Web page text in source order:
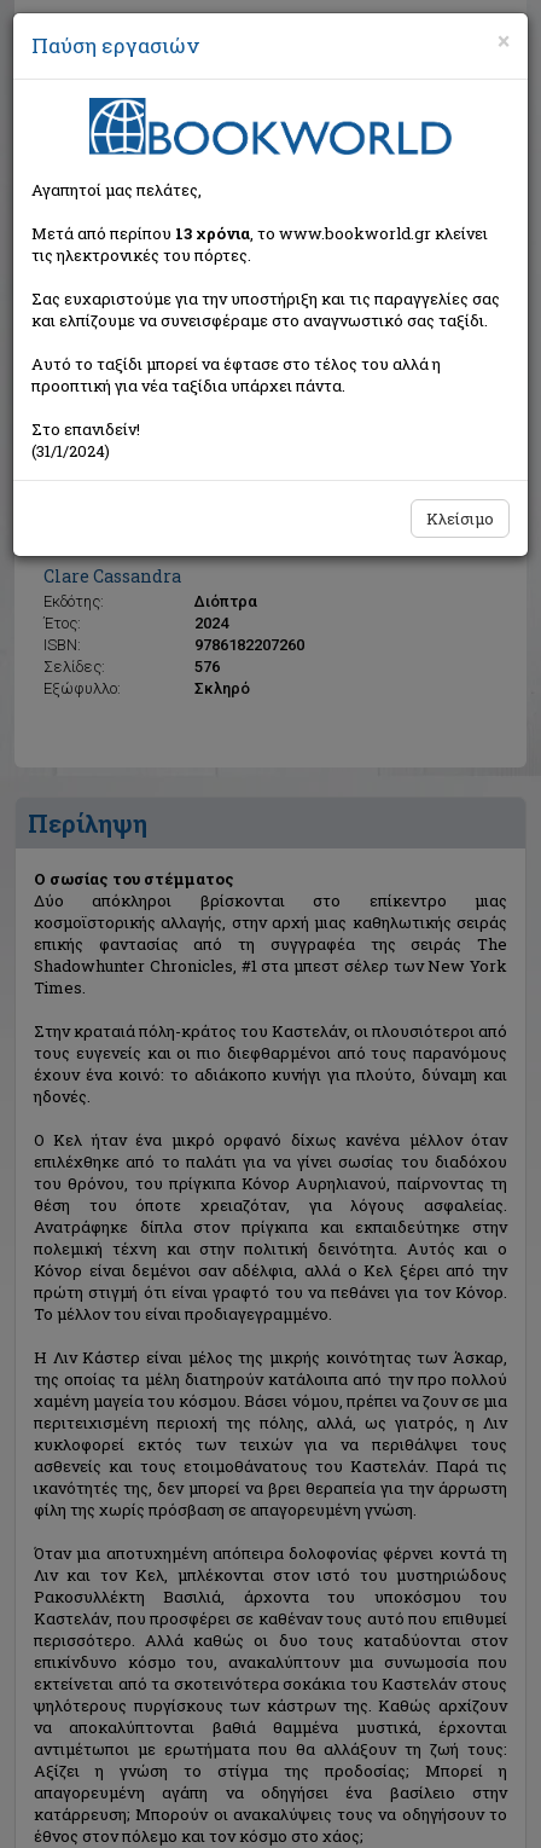
Αναζήτηση
Clare Cassandra
Εκδότης:
Διόπτρα
Έτος:
2024
ISBN:
9786182207260
Σελίδες:
576
Εξώφυλλο:
Σκληρό
Η τιμή μας:€19,98
Δεν υπάρχει δυνατότητα παραγγελίας
Περίληψη
Ο σωσίας του στέμματος
Δύο απόκληροι βρίσκονται στο επίκεντρο μιας
κοσμοϊστορικής αλλαγής, στην αρχή μιας καθηλωτικής σειράς
επικής φαντασίας από τη συγγραφέα της σειράς The
Shadowhunter Chronicles, #1 στα μπεστ σέλερ των New York
Times.
Στην κραταιά πόλη-κράτος του Καστελάν, οι πλουσιότεροι από
τους ευγενείς και οι πιο διεφθαρμένοι από τους παρανόμους
έχουν ένα κοινό: το αδιάκοπο κυνήγι για πλούτο, δύναμη και
ηδονές.
Ο Κελ ήταν ένα μικρό ορφανό δίχως κανένα μέλλον όταν
επιλέχθηκε από το παλάτι για να γίνει σωσίας του διαδόχου
του θρόνου, του πρίγκιπα Κόνορ Αυρηλιανού, παίρνοντας τη
θέση του όποτε χρειαζόταν, για λόγους ασφαλείας.
Ανατράφηκε δίπλα στον πρίγκιπα και εκπαιδεύτηκε στην
πολεμική τέχνη και στην πολιτική δεινότητα. Αυτός και ο
Κόνορ είναι δεμένοι σαν αδέλφια, αλλά ο Κελ ξέρει από την
πρώτη στιγμή ότι είναι γραφτό του να πεθάνει για τον Κόνορ.
Το μέλλον του είναι προδιαγεγραμμένο.
Η Λιν Κάστερ είναι μέλος της μικρής κοινότητας των Άσκαρ,
της οποίας τα μέλη διατηρούν κατάλοιπα από την προ πολλού
χαμένη μαγεία του κόσμου. Βάσει νόμου, πρέπει να ζουν σε μια
περιτειχισμένη περιοχή της πόλης, αλλά, ως γιατρός, η Λιν
κυκλοφορεί εκτός των τειχών για να περιθάλψει τους
ασθενείς και τους ετοιμοθάνατους του Καστελάν. Παρά τις
ικανότητές της, δεν μπορεί να βρει θεραπεία για την άρρωστη
φίλη της χωρίς πρόσβαση σε απαγορευμένη γνώση.
Όταν μια αποτυχημένη απόπειρα δολοφονίας φέρνει κοντά τη
Λιν και τον Κελ, μπλέκονται στον ιστό του μυστηριώδους
Ρακοσυλλέκτη Βασιλιά, άρχοντα του υποκόσμου του
Καστελάν, που προσφέρει σε καθέναν τους αυτό που επιθυμεί
περισσότερο. Αλλά καθώς οι δυο τους καταδύονται στον
επικίνδυνο κόσμο του, ανακαλύπτουν μια συνωμοσία που
εκτείνεται από τα σκοτεινότερα σοκάκια του Καστελάν στους
ψηλότερους πυργίσκους των κάστρων της. Καθώς αρχίζουν
να αποκαλύπτονται βαθιά θαμμένα μυστικά, έρχονται
αντιμέτωποι με ερωτήματα που θα αλλάξουν τη ζωή τους:
Αξίζει η γνώση το στίγμα της προδοσίας; Μπορεί η
απαγορευμένη αγάπη να οδηγήσει ένα βασίλειο στην
κατάρρευση; Μπορούν οι ανακαλύψεις τους να οδηγήσουν το
έθνος στον πόλεμο και τον κόσμο στο χάος;
×
Παύση εργασιών
Αγαπητοί μας πελάτες,
Μετά από περίπου 13 χρόνια, το www.bookworld.gr κλείνει
τις ηλεκτρονικές του πόρτες.
Σας ευχαριστούμε για την υποστήριξη και τις παραγγελίες σας
και ελπίζουμε να συνεισφέραμε στο αναγνωστικό σας ταξίδι.
Αυτό το ταξίδι μπορεί να έφτασε στο τέλος του αλλά η
προοπτική για νέα ταξίδια υπάρχει πάντα.
Στο επανιδείν!
(31/1/2024)
Κλείσιμο